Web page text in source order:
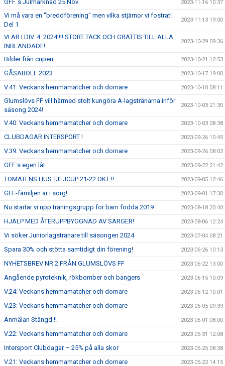
GFF´s Julmarknad 25 Nov 2023-11-16 10:37
Vi må vara en "breddförening" men vilka stjärnor vi fostrat!
Del 1
2023-11-13 19:00
VI ÄR I DIV. 4. 2024!!!! STORT TACK OCH GRATTIS TILL ALLA
INBLANDADE!
2023-10-29 09:36
Bilder från cupen 2023-10-21 12:53
GÅSABOLL 2023 2023-10-17 19:00
V.41: Veckans hemmamatcher och domare 2023-10-10 08:11
Glumslövs FF vill härmed stolt kungöra A-lagstränarna inför
säsong 2024!
2023-10-03 21:30
V.40: Veckans hemmamatcher och domare 2023-10-03 08:38
CLUBDAGAR INTERSPORT ! 2023-09-26 10:45
V.39: Veckans hemmamatcher och domare 2023-09-26 08:02
GFF:s egen låt 2023-09-22 21:42
TOMATENS HUS TJEJCUP 21-22 OKT !! 2023-09-05 12:46
GFF-familjen är i sorg! 2023-09-01 17:30
Nu startar vi upp träningsgrupp för barn födda 2019 2023-08-18 20:40
HJÄLP MED ÅTERUPPBYGGNAD AV SARGER! 2023-08-06 12:24
Vi söker Juniorlagstränare till säsongen 2024 2023-07-04 08:21
Spara 30% och stötta samtidigt din förening! 2023-06-26 10:13
NYHETSBREV NR 2 FRÅN GLUMSLÖVS FF 2023-06-22 13:00
Angående pyroteknik, rökbomber och bangers 2023-06-15 10:09
V.24: Veckans hemmamatcher och domare 2023-06-12 10:01
V.23: Veckans hemmamatcher och domare 2023-06-05 09:39
Anmälan Stängd !! 2023-06-01 08:00
V.22: Veckans hemmamatcher och domare 2023-05-31 12:08
Intersport Clubdagar – 25% på alla skor 2023-05-25 08:38
V.21: Veckans hemmamatcher och domare 2023-05-22 14:15